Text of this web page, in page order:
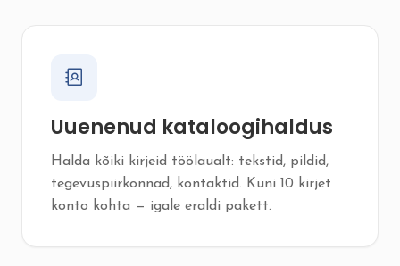
Uuenenud kataloogihaldus
Halda kõiki kirjeid töölaualt: tekstid, pildid,
tegevuspiirkonnad, kontaktid. Kuni 10 kirjet
konto kohta — igale eraldi pakett.